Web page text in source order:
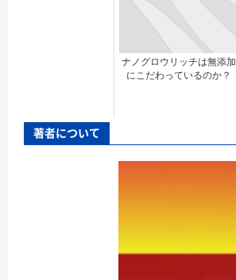
ナノグロウリッチは無添加
にこだわっているのか？
著者について